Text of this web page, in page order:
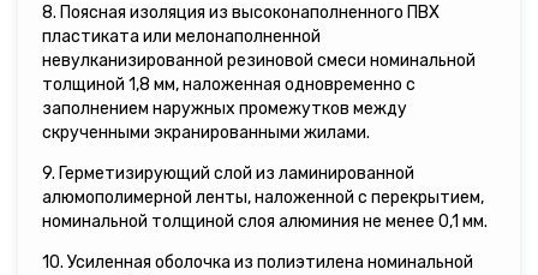
8. Поясная изоляция из высоконаполненного ПВХ
пластиката или мелонаполненной
невулканизированной резиновой смеси номинальной
толщиной 1,8 мм, наложенная одновременно с
заполнением наружных промежутков между
скрученными экранированными жилами.
9. Герметизирующий слой из ламинированной
алюмополимерной ленты, наложенной с перекрытием,
номинальной толщиной слоя алюминия не менее 0,1 мм.
10. Усиленная оболочка из полиэтилена номинальной